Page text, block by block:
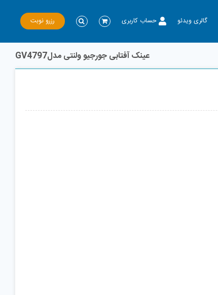
گالری ویدئو حساب کاربری رزرو نوبت
عینک آفتابی جورجیو ولنتی مدلGV4797